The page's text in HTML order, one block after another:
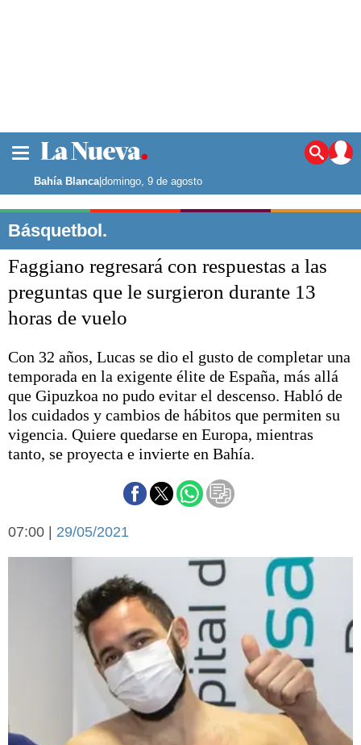
Noticias
La ciudad
Punta Alta
El mundo
Seguridad
Opinión
Liga del Sur
Básquetbol
Fútbol
Federal A
Arte y cultura
Aplausos
Cines
Economía y campo
Economía y finanzas
Con el campo
Tecnología
Turismo
Salud
Es viral
Bahía Blanca|domingo, 9 de agosto
Básquetbol.
Faggiano regresará con respuestas a las
preguntas que le surgieron durante 13
horas de vuelo
Con 32 años, Lucas se dio el gusto de completar una
temporada en la exigente élite de España, más allá
que Gipuzkoa no pudo evitar el descenso. Habló de
los cuidados y cambios de hábitos que permiten su
vigencia. Quiere quedarse en Europa, mientras
tanto, se proyecta e invierte en Bahía.
07:00 | 29/05/2021